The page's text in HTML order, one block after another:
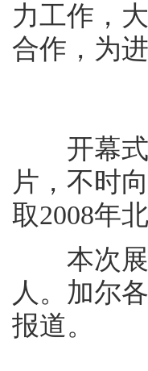
力工作，
合作，为
开幕式
片，不时
取2008年
本次展
人。加尔
报道。